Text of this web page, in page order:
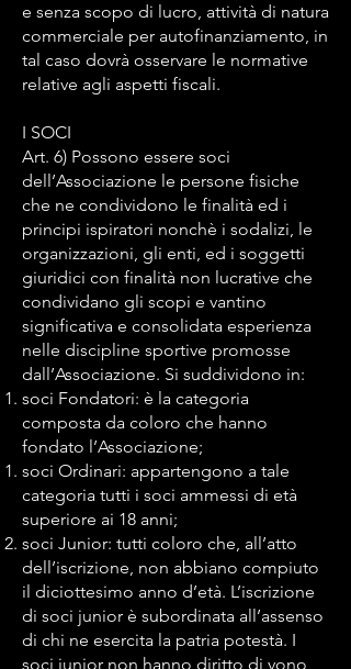
e senza scopo di lucro, attività di natura
commerciale per autofinanziamento, in
tal caso dovrà osservare le normative
relative agli aspetti fiscali.
I SOCI
Art. 6) Possono essere soci
dell’Associazione le persone fisiche
che ne condividono le finalità ed i
principi ispiratori nonchè i sodalizi, le
organizzazioni, gli enti, ed i soggetti
giuridici con finalità non lucrative che
condividano gli scopi e vantino
significativa e consolidata esperienza
nelle discipline sportive promosse
dall’Associazione. Si suddividono in:
soci Fondatori: è la categoria
composta da coloro che hanno
fondato l’Associazione;
soci Ordinari: appartengono a tale
categoria tutti i soci ammessi di età
superiore ai 18 anni;
soci Junior: tutti coloro che, all’atto
dell’iscrizione, non abbiano compiuto
il diciottesimo anno d’età. L’iscrizione
di soci junior è subordinata all’assenso
di chi ne esercita la patria potestà. I
soci junior non hanno diritto di vono